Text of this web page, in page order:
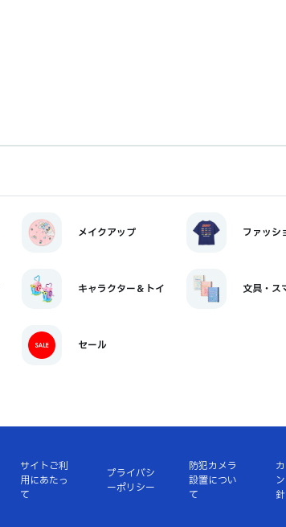
メイクアップ ファッシ
キャラクター＆トイ 文具・ス
セール
サイトご利
用にあたっ
て
プライバシ
ーポリシー
防犯カメラ
設置につい
て
針